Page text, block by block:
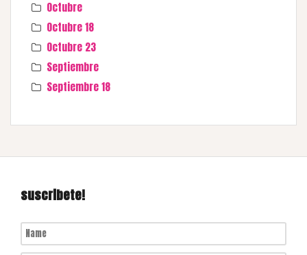
Octubre
Octubre 18
Octubre 23
Septiembre
Septiembre 18
suscribete!